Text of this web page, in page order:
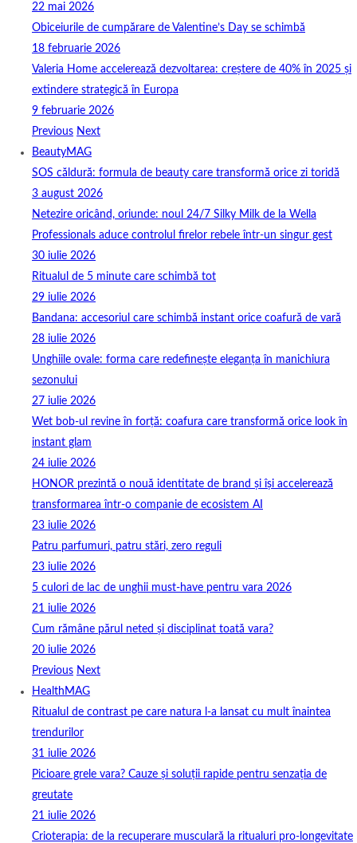
22 mai 2026
Obiceiurile de cumpărare de Valentine’s Day se schimbă
18 februarie 2026
Valeria Home accelerează dezvoltarea: creștere de 40% în 2025 și
extindere strategică în Europa
9 februarie 2026
Previous Next
BeautyMAG
SOS căldură: formula de beauty care transformă orice zi toridă
3 august 2026
Netezire oricând, oriunde: noul 24/7 Silky Milk de la Wella
Professionals aduce controlul firelor rebele într-un singur gest
30 iulie 2026
Ritualul de 5 minute care schimbă tot
29 iulie 2026
Bandana: accesoriul care schimbă instant orice coafură de vară
28 iulie 2026
Unghiile ovale: forma care redefinește eleganța în manichiura
sezonului
27 iulie 2026
Wet bob-ul revine în forță: coafura care transformă orice look în
instant glam
24 iulie 2026
HONOR prezintă o nouă identitate de brand și își accelerează
transformarea într-o companie de ecosistem AI
23 iulie 2026
Patru parfumuri, patru stări, zero reguli
23 iulie 2026
5 culori de lac de unghii must‑have pentru vara 2026
21 iulie 2026
Cum rămâne părul neted și disciplinat toată vara?
20 iulie 2026
Previous Next
HealthMAG
Ritualul de contrast pe care natura l-a lansat cu mult înaintea
trendurilor
31 iulie 2026
Picioare grele vara? Cauze și soluții rapide pentru senzația de
greutate
21 iulie 2026
Crioterapia: de la recuperare musculară la ritualuri pro‑longevitate